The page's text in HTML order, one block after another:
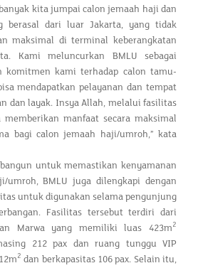
kita jumpai calon jemaah haji dan
berasal dari luar Jakarta, yang tidak
maksimal di terminal keberangkatan
Kami meluncurkan BMLU sebagai
komitmen kami terhadap calon tamu-
mendapatkan pelayanan dan tempat
dan layak. Insya Allah, melalui fasilitas
manfaat secara maksimal
bagi calon jemaah haji/umroh,” kata
untuk memastikan kenyamanan
umroh, BMLU juga dilengkapi dengan
untuk digunakan selama pengunjung
Fasilitas tersebut terdiri dari
Marwa yang memiliki luas 423m2
212 pax dan ruang tunggu VIP
2 dan berkapasitas 106 pax. Selain itu,